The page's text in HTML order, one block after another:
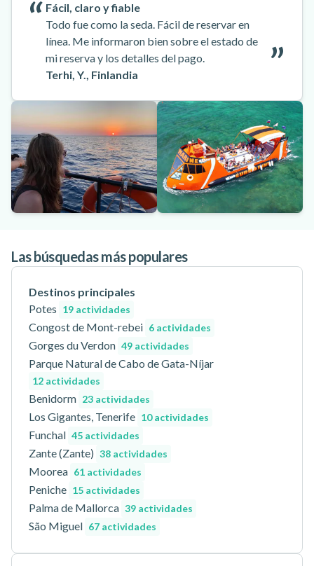
Fácil, claro y fiable
Todo fue como la seda. Fácil de reservar en
línea. Me informaron bien sobre el estado de
mi reserva y los detalles del pago.
Terhi, Y., Finlandia
Las búsquedas más populares
Destinos principales
Potes 19 actividades
Congost de Mont-rebei 6 actividades
Gorges du Verdon 49 actividades
Parque Natural de Cabo de Gata-Níjar
12 actividades
Benidorm 23 actividades
Los Gigantes, Tenerife 10 actividades
Funchal 45 actividades
Zante (Zante) 38 actividades
Moorea 61 actividades
Peniche 15 actividades
Palma de Mallorca 39 actividades
São Miguel 67 actividades